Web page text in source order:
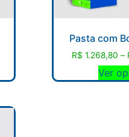
Pasta com
R$ 1.268,80 –
Ver